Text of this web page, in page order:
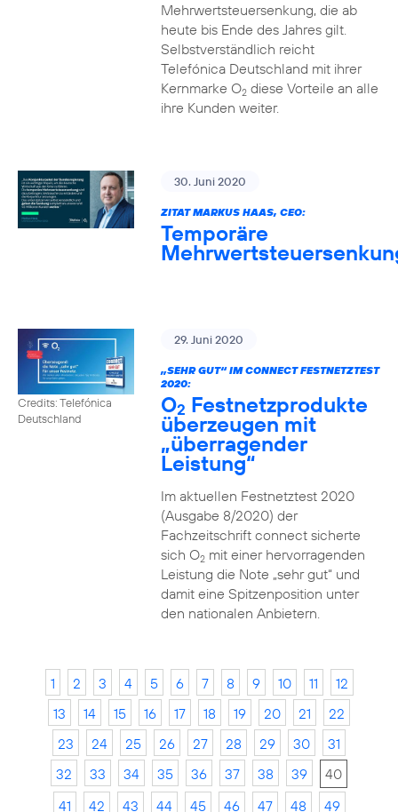
Mehrwertsteuersenkung, die ab
heute bis Ende des Jahres gilt.
Selbstverständlich reicht
Telefónica Deutschland mit ihrer
Kernmarke O2diese Vorteile an alle
ihre Kunden weiter.
30. Juni 2020
ZITAT MARKUS HAAS, CEO:
Temporäre
Credits: Telefónica
Deutschland
29. Juni 2020
„SEHR GUT“ IM CONNECT FESTNETZTEST
2020:
O2 Festnetzprodukte
überzeugen mit
„überragender
Leistung“
Im aktuellen Festnetztest 2020
(Ausgabe 8/2020) der
Fachzeitschrift connect sicherte
sich O2mit einer hervorragenden
Leistung die Note „sehr gut“ und
damit eine Spitzenposition unter
den nationalen Anbietern.
1 2 3 4 5 6 7 8 9 10 11
12
13
14 15 16 17 18 19 20 21
22
23
24 25 26 27 28 29 30
31
32
33 34 35 36 37 38 39
40
41
42 43 44 45 46 47 48 49